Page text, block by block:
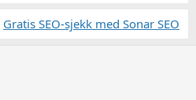
Gratis SEO-sjekk med Sonar SEO